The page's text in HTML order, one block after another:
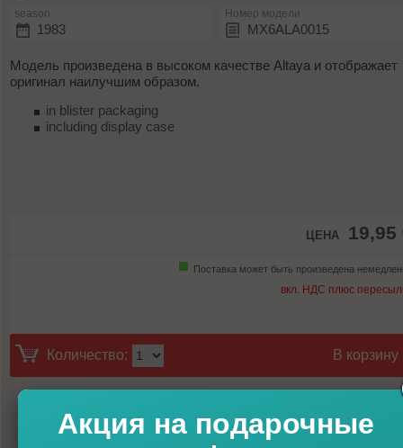
season
1983
Номер модели
MX6ALA0015
Модель произведена в высоком качестве Altaya и отображает
оригинал наилучшим образом.
in blister packaging
including display case
ЦЕНА 19,95
Поставка может быть произведена
вкл. НДС плюс
Количество: В корзину
Акция на подарочные